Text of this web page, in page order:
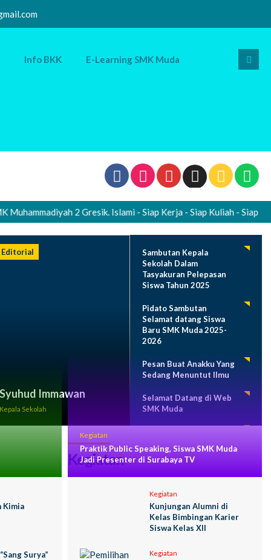
Info BKK E-Learning SMK Muda
2 Gresik. Islami - Siap Kerja - Siap Kuliah - Siap
Editorial
Syuhud Immawan
Kepala Sekolah
Sambutan Kepala
Sekolah Dalam
Tasyakuran Pelepasan
Siswa Tahun 2025
Pidato Sambutan
Selamat datang Siswa
Baru SMK Muda 2025-
2026
Pesan Buat Anakku Yang
Sedang Menuntut Ilmu
Selamat Datang di Web
SMK Muda
Kimia
Surya”
Kegiatan
Kegiatan
Praktik Public Speaking, Siswa SMK Muda
Jadi Presenter di Surabaya TV
Kegiatan
Kunjungan Alumni di
Kelas Bimbingan Karier
Siswa Kelas XII
Kegiatan